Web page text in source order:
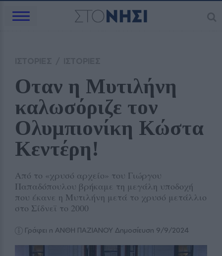
Oταν η Μυτιλήνη
καλωσόριζε τον
Ολυμπιονίκη Κώστα
Κεντέρη!
Από το «χρυσό αρχείο» του Γιώργου
Παπαδόπουλου βρήκαμε τη μεγάλη υποδοχή
που έκανε η Μυτιλήνη μετά το χρυσό μετάλλιο
στο Σίδνεϊ το 2000
Γράφει η ΑΝΘΗ ΠΑΖΙΑΝΟΥ Δημοσίευση 9/9/2024